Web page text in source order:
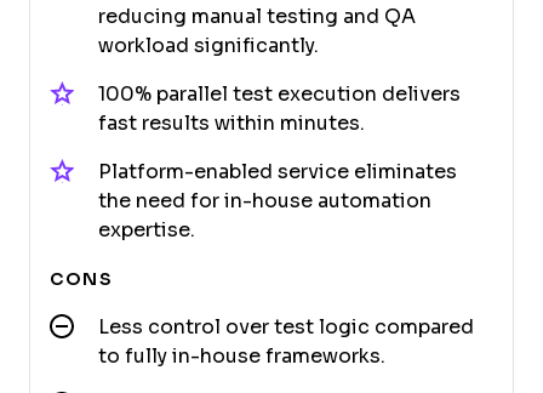
reducing manual testing and QA
workload significantly.
100% parallel test execution delivers
fast results within minutes.
Platform-enabled service eliminates
the need for in-house automation
expertise.
CONS
Less control over test logic compared
to fully in-house frameworks.